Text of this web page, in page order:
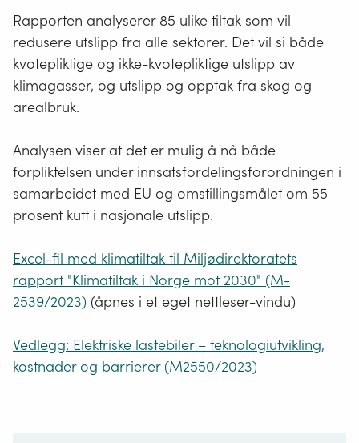
Rapporten analyserer 85 ulike tiltak som vil
redusere utslipp fra alle sektorer. Det vil si både
kvotepliktige og ikke-kvotepliktige utslipp av
klimagasser, og utslipp og opptak fra skog og
arealbruk.
Analysen viser at det er mulig å nå både
forpliktelsen under innsatsfordelingsforordningen i
samarbeidet med EU og omstillingsmålet om 55
prosent kutt i nasjonale utslipp.
Excel-fil med klimatiltak til Miljødirektoratets
rapport "Klimatiltak i Norge mot 2030" (M-
2539/2023) (åpnes i et eget nettleser-vindu)
Vedlegg: Elektriske lastebiler – teknologiutvikling,
kostnader og barrierer (M2550/2023)